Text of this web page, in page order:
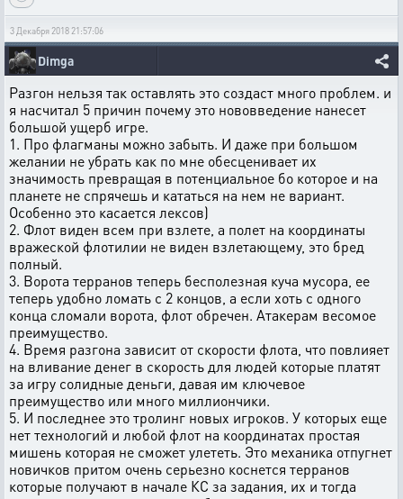
3 Декабря 2018 21:57:06
Dimga
Разгон нельзя так оставлять это создаст много проблем. и
я насчитал 5 причин почему это нововведение нанесет
большой ущерб игре.
1. Про флагманы можно забыть. И даже при большом
желании не убрать как по мне обесценивает их
значимость превращая в потенциальное бо которое и на
планете не спрячешь и кататься на нем не вариант.
Особенно это касается лексов)
2. Флот виден всем при взлете, а полет на координаты
вражеской флотилии не виден взлетающему, это бред
полный.
3. Ворота терранов теперь бесполезная куча мусора, ее
теперь удобно ломать с 2 концов, а если хоть с одного
конца сломали ворота, флот обречен. Атакерам весомое
преимущество.
4. Время разгона зависит от скорости флота, что повлияет
на вливание денег в скорость для людей которые платят
за игру солидные деньги, давая им ключевое
преимущество или много миллиончики.
5. И последнее это тролинг новых игроков. У которых еще
нет технологий и любой флот на координатах простая
мишень которая не сможет улететь. Это механика отпугнет
новичков притом очень серьезно коснется терранов
которые получают в начале КС за задания, их и тогда